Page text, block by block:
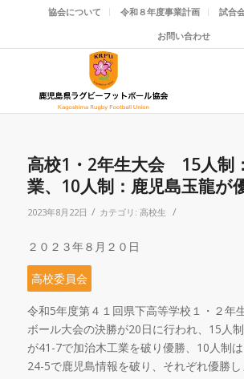
協会について 令和８年度事業計画 試合
お問い合わせ
高校1・2年生大会 15人制
業、10人制：鹿児島玉龍が
2023年8月22日 / カテゴリ: 高校生 /
２０２３年８月２０日
高校委員会
令和5年度第４１回県下高等学校１・２年
ボール大会の決勝が20日に行われ、 15 人
が41-7で加治木工業を破り優勝、 10 人制
24-5で鹿児島情報を破り、それぞれ優勝し